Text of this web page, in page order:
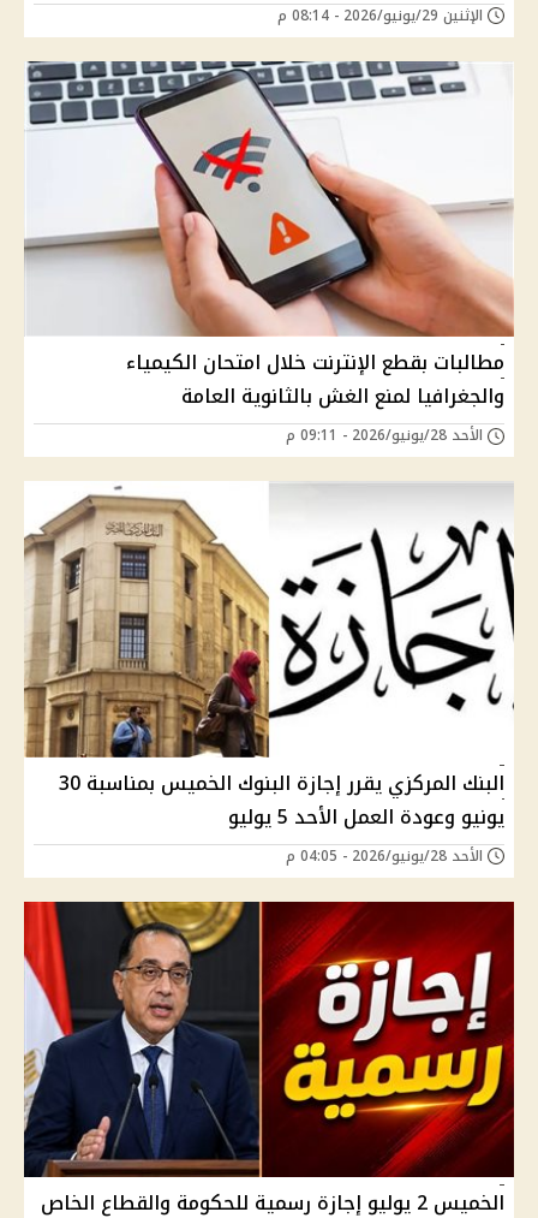
الإثنين 29/يونيو/2026 - 08:14 م
مطالبات بقطع الإنترنت خلال امتحان الكيمياء
والجغرافيا لمنع الغش بالثانوية العامة
الأحد 28/يونيو/2026 - 09:11 م
البنك المركزي يقرر إجازة البنوك الخميس بمناسبة 30
يونيو وعودة العمل الأحد 5 يوليو
الأحد 28/يونيو/2026 - 04:05 م
الخميس 2 يوليو إجازة رسمية للحكومة والقطاع الخاص